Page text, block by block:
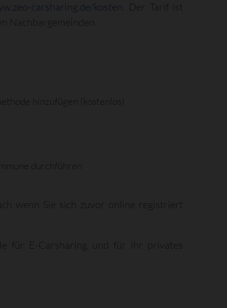
carsharing.de/kosten . Der Tarif ist
Nachbargemeinden.
hinzufügen (kostenlos)
durchführen
wenn Sie sich zuvor online registriert
für E-Carsharing und für ihr privates